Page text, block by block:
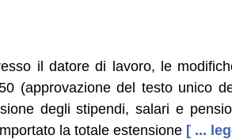
il datore di lavoro, le
(approvazione del testo unico
degli stipendi, salari e
la totale estensione [ ...